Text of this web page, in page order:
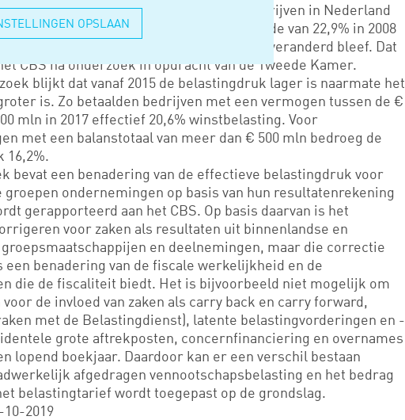
OPSLAAN
tien jaar is de belastingdruk van grote bedrijven in Nederland
De effectieve belastingdruk daalde van 22,9% in 2008
2017, terwijl het nominale tarief vrijwel onveranderd bleef. Dat
CBS na onderzoek in opdracht van de Tweede Kamer.
blijkt dat vanaf 2015 de belastingdruk lager is naarmate het
is. Zo betaalden bedrijven met een vermogen tussen de €
mln in 2017 effectief 20,6% winstbelasting. Voor
met een balanstotaal van meer dan € 500 mln bedroeg de
16,2%.
bevat een benadering van de effectieve belastingdruk voor
ondernemingen op basis van hun resultatenrekening
gerapporteerd aan het CBS. Op basis daarvan is het
voor zaken als resultaten uit binnenlandse en
en deelnemingen, maar die correctie
benadering van de fiscale werkelijkheid en de
die de fiscaliteit biedt. Het is bijvoorbeeld niet mogelijk om
de invloed van zaken als carry back en carry forward,
met de Belastingdienst), latente belastingvorderingen en -
grote aftrekposten, concernfinanciering en overnames
lopend boekjaar. Daardoor kan er een verschil bestaan
afgedragen vennootschapsbelasting en het bedrag
belastingtarief wordt toegepast op de grondslag.
10-2019